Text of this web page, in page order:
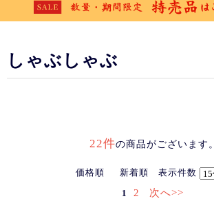
しゃぶしゃぶ
22件の商品がございます。
価格順 新着順 表示件数
1 2 次へ>>